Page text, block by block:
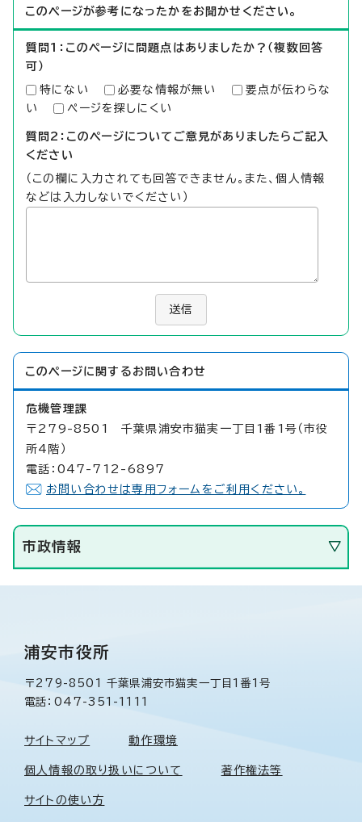
このページが参考になったかをお聞かせください。
質問1：このページに問題点はありましたか？（複数回答
可）
特にない 必要な情報が無い
要点が伝わらな
い
ページを探しにくい
質問2：このページについてご意見がありましたらご記入
ください
（この欄に入力されても回答できません。また、個人情報
などは入力しないでください）
送信
このページに関する お問い合わせ
危機管理課
〒279-8501 千葉県浦安市猫実一丁目1番1号（市役
所4階）
電話：047-712-6897
お問い合わせは専用フォームをご利用ください。
市政情報
浦安市役所
〒279-8501 千葉県浦安市猫実一丁目1番1号
電話：047-351-1111
サイトマップ 動作環境
個人情報の取り扱いについて 著作権法等
サイトの使い方